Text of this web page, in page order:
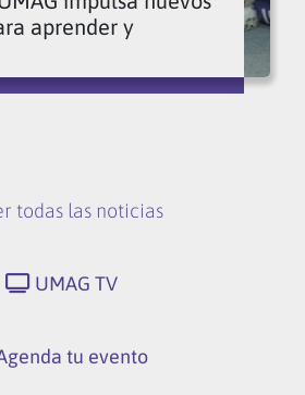
aprender y
todas las noticias
UMAG TV
tu evento